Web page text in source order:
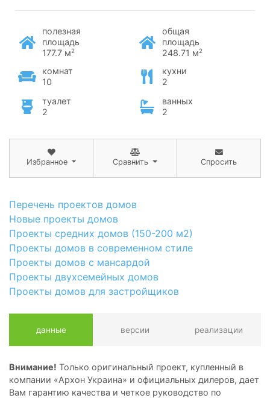
полезная
площадь
177.7 м2
общая
площадь
248.71 м2
комнат
10
кухни
2
туалет
2
ванных
2
Избранное Сравнить Спросить
Перечень проектов домов
Новые проекты домов
Проекты средних домов (150-200 м2)
Проекты домов в современном стиле
Проекты домов с мансардой
Проекты двухсемейных домов
Проекты домов для застройщиков
данные версии реализации
Внимание! Только оригинальный проект, купленный в
компании «Архон Украина» и официальных дилеров, дает
Вам гарантию качества и четкое руководство по